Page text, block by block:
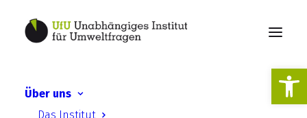
Über uns
Das Institut
27. Fachtagung -